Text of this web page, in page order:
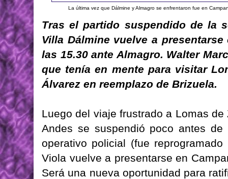
La última vez que Dálmine y Almagro se enfrentaron fue en
Tras el partido suspendido de la
Villa Dálmine vuelve a
las 15.30 ante Almagro. Walter
que tenía en mente para visitar
Álvarez en reemplazo de Brizuela.
Luego del viaje frustrado a Lomas
Andes se suspendió poco antes
operativo policial (fue
Viola vuelve a presentarse en
Será una nueva oportunidad para